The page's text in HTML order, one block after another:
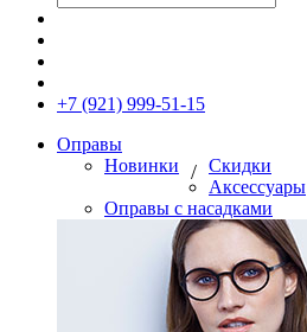
+7 (921) 999-51-15
Оправы
Новинки
/ Скидки
Аксессуары
Оправы с насадками